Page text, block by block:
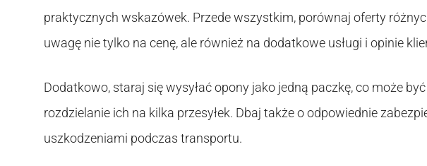
praktycznych wskazówek. Przede wszystkim, porównaj oferty
uwagę nie tylko na cenę, ale również na dodatkowe usługi i opinie
Dodatkowo, staraj się wysyłać opony jako jedną paczkę, co może
rozdzielanie ich na kilka przesyłek. Dbaj także o odpowiednie
uszkodzeniami podczas transportu.